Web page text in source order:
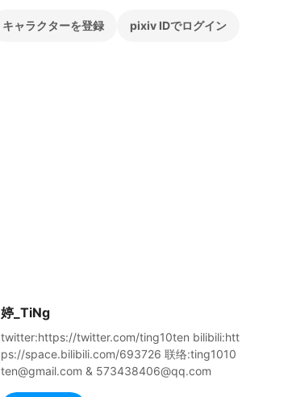
キャラクターを登録 pixiv IDでログイン
婷_TiNg
twitter:https://twitter.com/ting10ten bilibili:htt
ps://space.bilibili.com/693726 联络:ting1010
ten@gmail.com & 573438406@qq.com